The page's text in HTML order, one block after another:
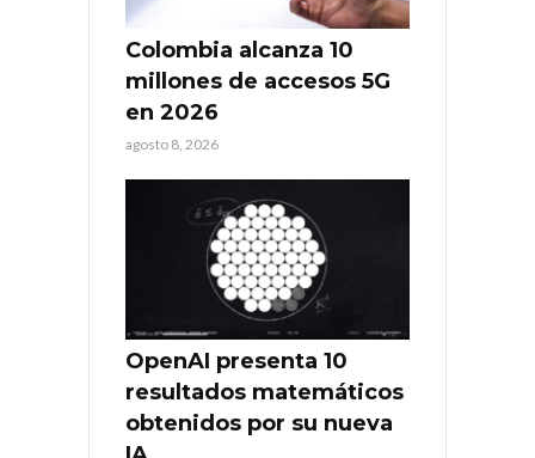
Colombia alcanza 10
millones de accesos 5G
en 2026
agosto 8, 2026
OpenAI presenta 10
resultados matemáticos
obtenidos por su nueva